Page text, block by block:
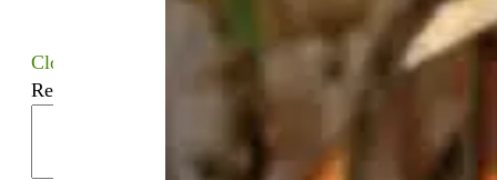
Close
Recherchez votre semence bio